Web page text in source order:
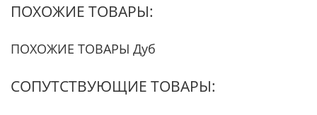
ПОХОЖИЕ ТОВАРЫ:
ПОХОЖИЕ ТОВАРЫ Дуб
СОПУТСТВУЮЩИЕ ТОВАРЫ: